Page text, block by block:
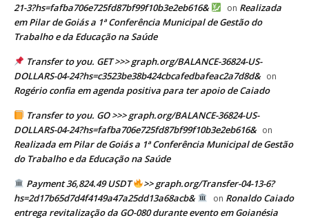
21-3?hs=fafba706e725fd87bf99f10b3e2eb616&
on Realizada
em Pilar de Goiás a 1ª Conferência Municipal de Gestão do
Trabalho e da Educação na Saúde
Transfer to you. GET >>> graph.org/BALANCE-36824-US-
DOLLARS-04-24?hs=c3523be38b424cbcafedbafeac2a7d8d& on
Rogério confia em agenda positiva para ter apoio de Caiado
Transfer to you. GO >>> graph.org/BALANCE-36824-US-
DOLLARS-04-24?hs=fafba706e725fd87bf99f10b3e2eb616& on
Realizada em Pilar de Goiás a 1ª Conferência Municipal de Gestão
do Trabalho e da Educação na Saúde
Payment 36,824.49 USDT
>> graph.org/Transfer-04-13-6?
hs=2d17b65d7d4f4149a47a25dd13a68acb&
on Ronaldo Caiado
entrega revitalização da GO-080 durante evento em Goianésia